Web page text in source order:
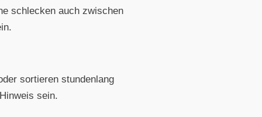
schlecken auch zwischen
sortieren stundenlang
sein.